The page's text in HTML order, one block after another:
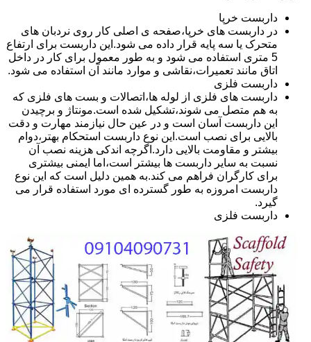
داربست خرپا
در داربست های خرپا،صفحه ی اصلی کار روی نردبان های
متحرک یا سه پایه قرار داده می شود.این داربست برای ارتفاع
5 متری استفاده می شود و به طور معمول برای کار در داخل
اتاق مانند تعمیرات،نقاشی و موارد مانند آن استفاده می شود.
داربست فلزی
داربست های فلزی از لوله ها،اتصالات و بست های فلزی که
به هم متصل می شوند،تشکیل شده است.مونتاژ و برچیدن
این داربست آسان است و در عین حال نیازمند مهارت و دقت
بالایی برای نصب است.این نوع داربست استحکام بهتر،دوام
بیشتر و مقاومت بالایی دارد.اگرچه اندکی هزینه نصب آن
نسبت به سایر داربست ها بیشتر است،اما ایمنی بیشتری
برای کارگران فراهم می کند.به همین دلیل است که این نوع
داربست امروزه به طور گسترده ای مورد استفاده قرار می
گیرد.
داربست فلزی